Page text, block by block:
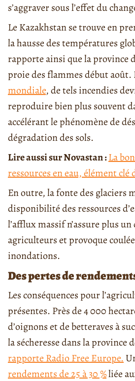
s’aggraver sous l’effet du
Le Kazakhstan se trouve en
la hausse des températures
rapporte ainsi que la province
proie des flammes début août.
mondiale, de tels incendies
reproduire bien plus souvent
accélérant le phénomène de
dégradation des sols.
Lire aussi sur Novastan :La
ressources en eau, élément clé
En outre, la fonte des glaciers
disponibilité des ressources
l’afflux massif n’assure plus
agriculteurs et provoque
inondations.
Des pertes de
Les conséquences pour
présentes. Près de 4 000
d’oignons et de betteraves à
la sécheresse dans la province
rapporte Radio Free Europe.
rendements de 25 à 30 %liée